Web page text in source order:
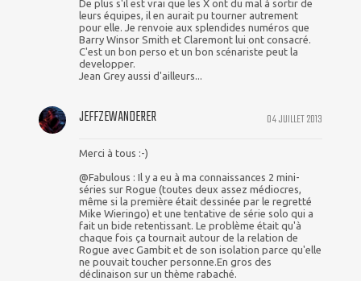
De plus s'il est vrai que les X ont du mal à sortir de
leurs équipes, il en aurait pu tourner autrement
pour elle. Je renvoie aux splendides numéros que
Barry Winsor Smith et Claremont lui ont consacré.
C'est un bon perso et un bon scénariste peut la
developper.
Jean Grey aussi d'ailleurs...
04 JUILLET 2013
JEFFZEWANDERER
Merci à tous :-)
@Fabulous : Il y a eu à ma connaissances 2 mini-
séries sur Rogue (toutes deux assez médiocres,
même si la première était dessinée par le regretté
Mike Wieringo) et une tentative de série solo qui a
fait un bide retentissant. Le problème était qu'à
chaque fois ça tournait autour de la relation de
Rogue avec Gambit et de son isolation parce qu'elle
ne pouvait toucher personne.En gros des
déclinaison sur un thème rabaché.